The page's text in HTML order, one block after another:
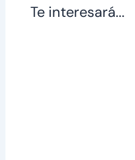
Te interesará...